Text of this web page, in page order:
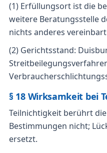
(1) Erfüllungsort ist die
weitere Beratungsstelle
nichts anderes
(2) Gerichtsstand:
§ 18 Wirksamkeit bei
Teilnichtigkeit berührt
Bestimmungen nicht;
ersetzt.